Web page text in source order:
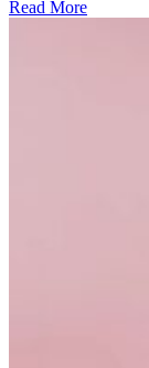
Read More